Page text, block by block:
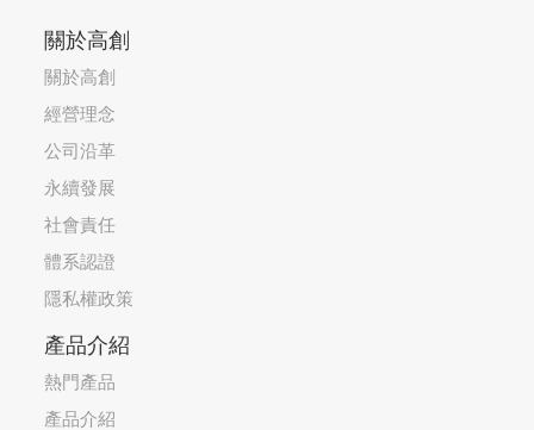
關於高創
關於高創
經營理念
公司沿革
永續發展
社會責任
體系認證
隱私權政策
產品介紹
熱門產品
產品介紹